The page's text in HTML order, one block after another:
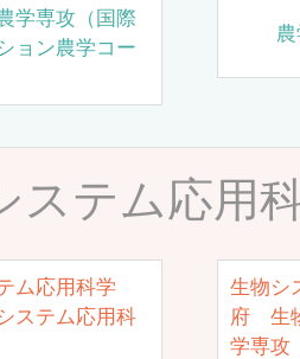
学専攻（国際
ョン農学コー
ステム応用
ム応用科学
ステム応用科
生物シ
府 生
学専攻